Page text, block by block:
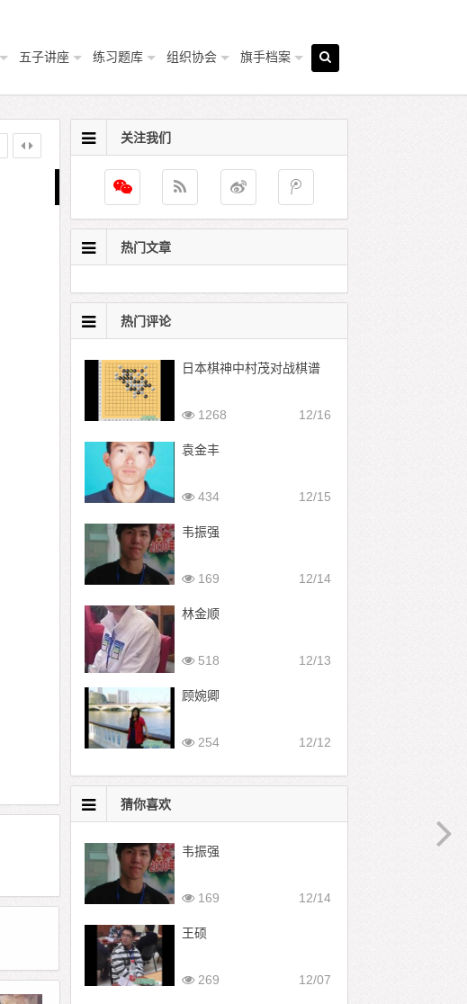
五子讲座 练习题库 组织协会 旗手档案
关注我们
热门文章
热门评论
日本棋神中村茂对战棋谱
12/16
1268
袁金丰
12/15
434
韦振强
12/14
169
林金顺
12/13
518
顾婉卿
12/12
254
猜你喜欢
韦振强
12/14
169
王硕
12/07
269